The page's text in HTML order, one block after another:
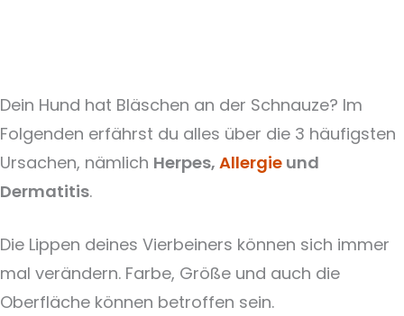
Dein Hund hat Bläschen an der Schnauze? Im
Folgenden erfährst du alles über die 3 häufigsten
Ursachen, nämlich Herpes, Allergie und
Dermatitis.
Die Lippen deines Vierbeiners können sich immer
mal verändern. Farbe, Größe und auch die
Oberfläche können betroffen sein.